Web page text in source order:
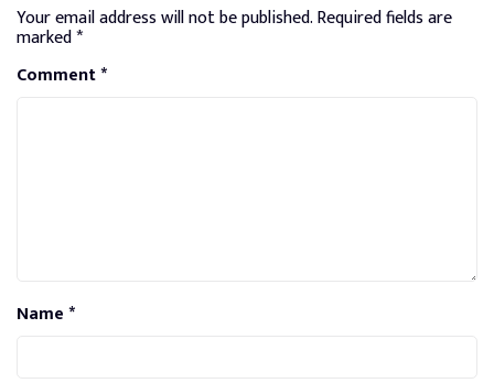
Your email address will not be published.Required fields are
marked*
Comment*
Name*